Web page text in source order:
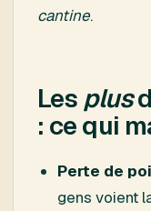
cantine.
Lesplus
: ce qui
Perte de
gens voient